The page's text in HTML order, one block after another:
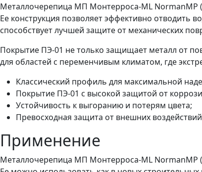
Металлочерепица МП Монтерроса-ML NormanMP
Ее конструкция позволяет эффективно отводить
способствует лучшей защите от механических
Покрытие ПЭ-01 не только защищает металл от
для областей с переменчивым климатом, где
Классический профиль для максимальной
Покрытие ПЭ-01 с высокой защитой от
Устойчивость к выгоранию и потерям цвета;
Превосходная защита от внешних
Применение
Металлочерепица МП Монтерроса-ML NormanMP